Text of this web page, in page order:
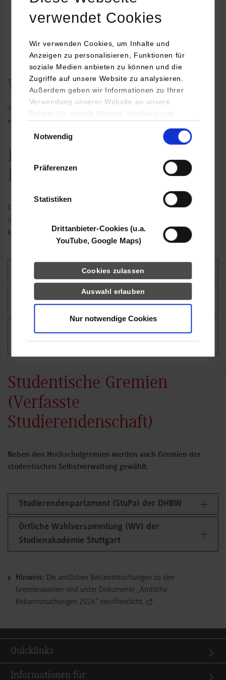
verwendet Cookies
Wir verwenden Cookies, um Inhalte und
Anzeigen zu personalisieren, Funktionen für
soziale Medien anbieten zu können und die
Zugriffe auf unsere Website zu analysieren.
Außerdem geben wir Informationen zu Ihrer
Verwendung unserer Website an unsere
Partner für soziale Medien, Werbung und
YouTube, Google Maps) führen diese
Daten zusammen, die Sie ihnen bereitgestellt
haben oder die sie im Rahmen Ihrer Nutzung
Notwendig
Präferenzen
Statistiken
Drittanbieter-Cookies (u.a.
YouTube, Google Maps)
Cookies zulassen
Auswahl erlauben
Nur notwendige Cookies
Weitere Informationen
Alle Infos zu Wahlverfahren, Wählerverzeichnis und Kandidatur:
www.dhbw.de/gremienwahlen-2026
Hochschulgremien (nach
Landeshochschulgesetz)
Diese Gremien gestalten die akademische Selbstverwaltung
der DHBW. Studierende der DHBW Stuttgart können
kandidieren und mitwählen.
Zentraler Senat der DHBW
Örtlicher Senat der Studienakademie
Stuttgart
Örtlicher Hochschulrat der Studienakademie
Stuttgart
Studentische Gremien
(Verfasste
Studierendenschaft)
Neben den Hochschulgremien werden auch Gremien der
studentischen Selbstverwaltung gewählt.
Studierendenparlament (StuPa) der DHBW
Örtliche Wahlversammlung (WV) der
Studienakademie Stuttgart
Hinweis: Die amtlichen Bekanntmachungen zu den
Gremienwahlen sind unter Dokumente „Amtliche
Bekanntmachungen 2026“ veröffentlicht.
Quicklinks
Informationen für